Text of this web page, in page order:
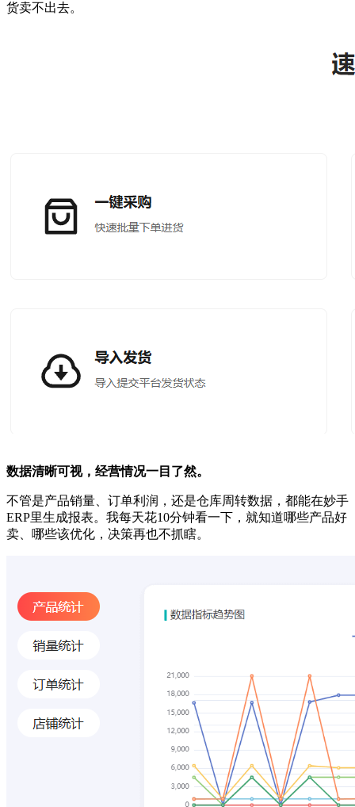
货卖不出去。
数据清晰可视，经营情况一目了然。
不管是产品销量、订单利润，还是仓库周转数据，都能在妙手
ERP里生成报表。我每天花10分钟看一下，就知道哪些产品好
卖、哪些该优化，决策再也不抓瞎。